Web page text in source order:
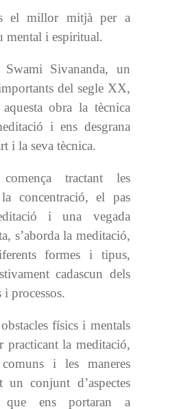
el millor mitjà per a
mental i espiritual.
Sivananda, un
del segle XX,
obra la tècnica
i ens desgrana
i la seva tècnica.
tractant les
concentració, el pas
i una vegada
s’aborda la meditació,
formes i tipus,
cadascun dels
i processos.
físics i mentals
practicant la meditació,
i les maneres
conjunt d’aspectes
que ens portaran a